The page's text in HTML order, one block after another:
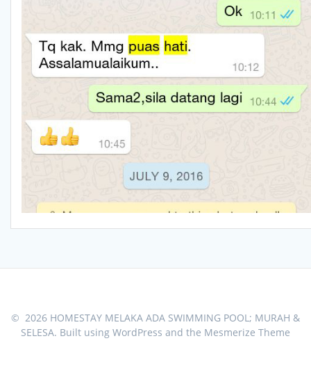
© 2026 HOMESTAY MELAKA ADA SWIMMING POOL; MURAH &
SELESA. Built using WordPress and the Mesmerize Theme